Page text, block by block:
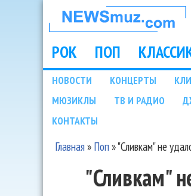
НОВОСТИ
МУЗЫКИ И
ШОУ БИЗНЕСА
NEWSMUZ.COM
Main menu
РОК ПОП
Подразделы
НОВОСТИ КОНЦЕРТЫ
МЮЗИКЛЫ
ТВ И РАДИО
КОНТАКТЫ
Главная» Поп»"Сливкам" не
"Сливкам"